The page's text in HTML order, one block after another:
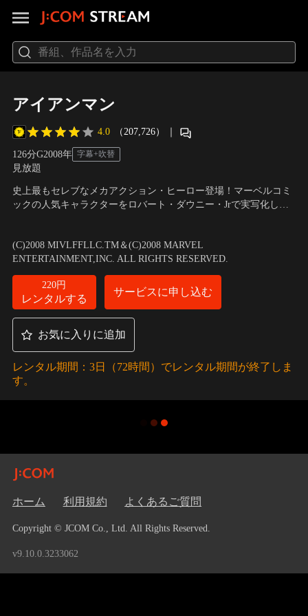
アイアンマン
4.0 （207,726） ｜
126分G2008年 字幕+吹替
見放題
史上最もセレブなメカアクション・ヒーロー登場！マーベルコミ
ックの人気キャラクターをロバート・ダウニー・Jrで実写化した
戦闘用パワードスーツを開発し、テロ撲滅に立ち上がる！
(C)2008 MIVLFFLLC.TM＆(C)2008 MARVEL
ENTERTAINMENT,INC. ALL RIGHTS RESERVED.
220円
レンタルする
サービスに申し込む
お気に入りに追加
レンタル期間：3日（72時間）でレンタル期間が終了しま
す。
ホーム 利用規約 よくあるご質問
Copyright © JCOM Co., Ltd. All Rights Reserved.
v9.10.0.3233062